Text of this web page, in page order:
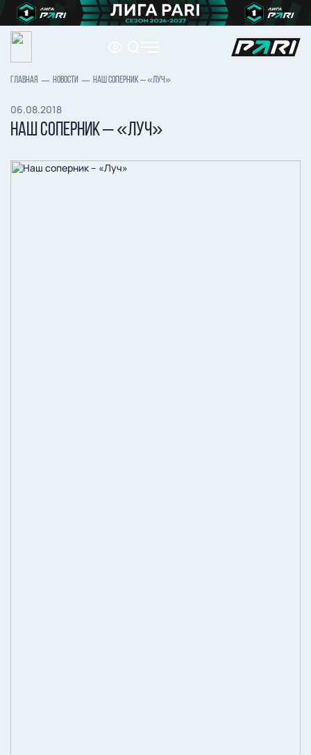
ГЛАВНАЯ НОВОСТИ НАШ СОПЕРНИК – «ЛУЧ»
06.08.2018
НАШ СОПЕРНИК – «ЛУЧ»